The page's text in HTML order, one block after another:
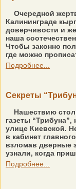
Очередной
Калининграде
доверчивости и
наша
Чтобы законно
где можно
Подробнее...
Секреты
Нашествию
газеты
улице Киевской.
в кабинет
взломав дверные
узнали, когда
Подробнее...